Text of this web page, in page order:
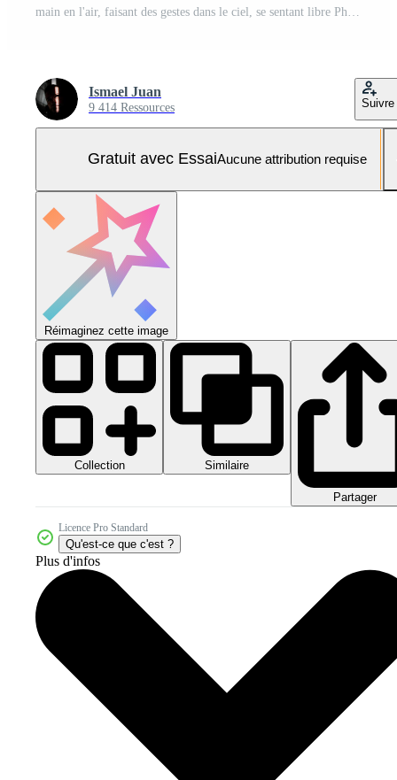
Ismael Juan
9 414 Ressources Suivre
Gratuit avec EssaiAucune attribution requise
Réimaginez cette image
Collection Similaire
Partager
Licence Pro Standard
Qu'est-ce que c'est ?
Plus d'infos